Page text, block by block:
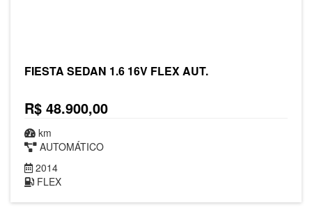
FIESTA SEDAN 1.6 16V FLEX AUT.
R$ 48.900,00
km
AUTOMÁTICO
2014
FLEX